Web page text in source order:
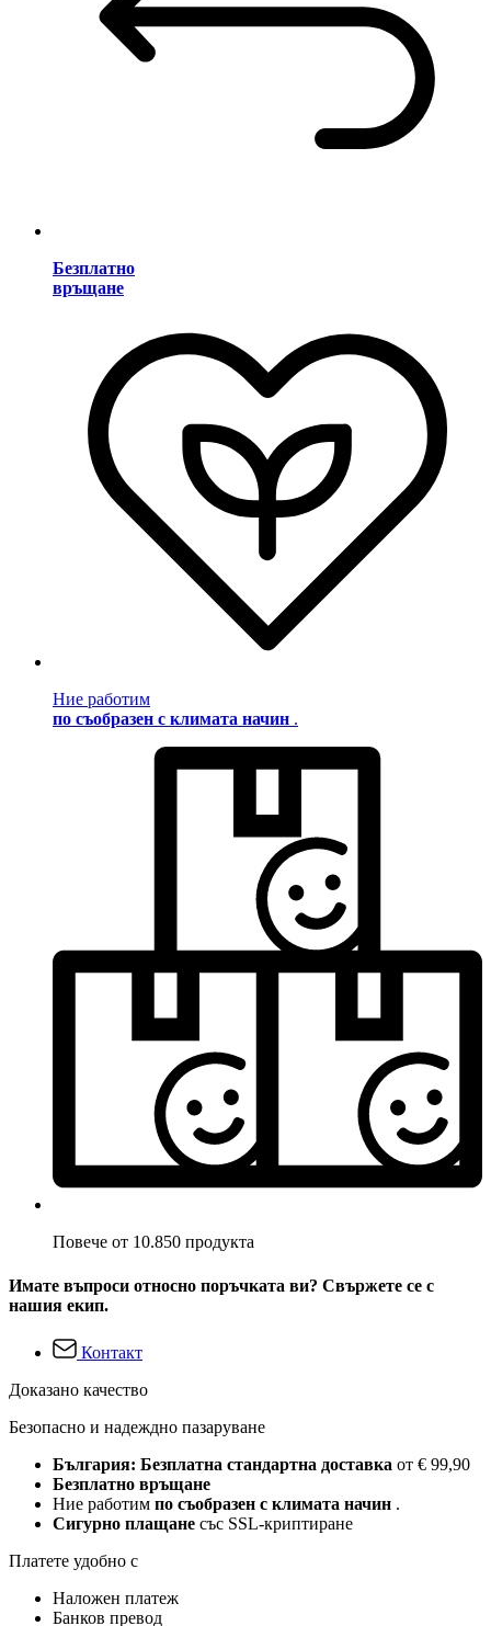
Безплатно
връщане
Ние работим
по съобразен с климата начин .
Повече от 10.850 продукта
Имате въпроси относно поръчката ви? Свържете се с
нашия екип.
Контакт
Доказано качество
Безопасно и надеждно пазаруване
България: Безплатна стандартна доставка от € 99,90
Безплатно връщане
Ние работим по съобразен с климата начин .
Сигурно плащане със SSL-криптиране
Платете удобно с
Наложен платеж
Банков превод